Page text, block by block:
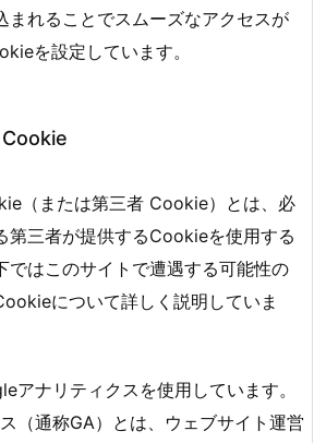
まれることでスムーズなアクセスが
を設定しています。
（または第三者 Сооkіе）とは、必
第三者が提供するСооkіеを使用する
ではこのサイトで遭遇する可能性の
について詳しく説明していま
アナリティクスを使用しています。
（通称GА）とは、ウェブサイト運営